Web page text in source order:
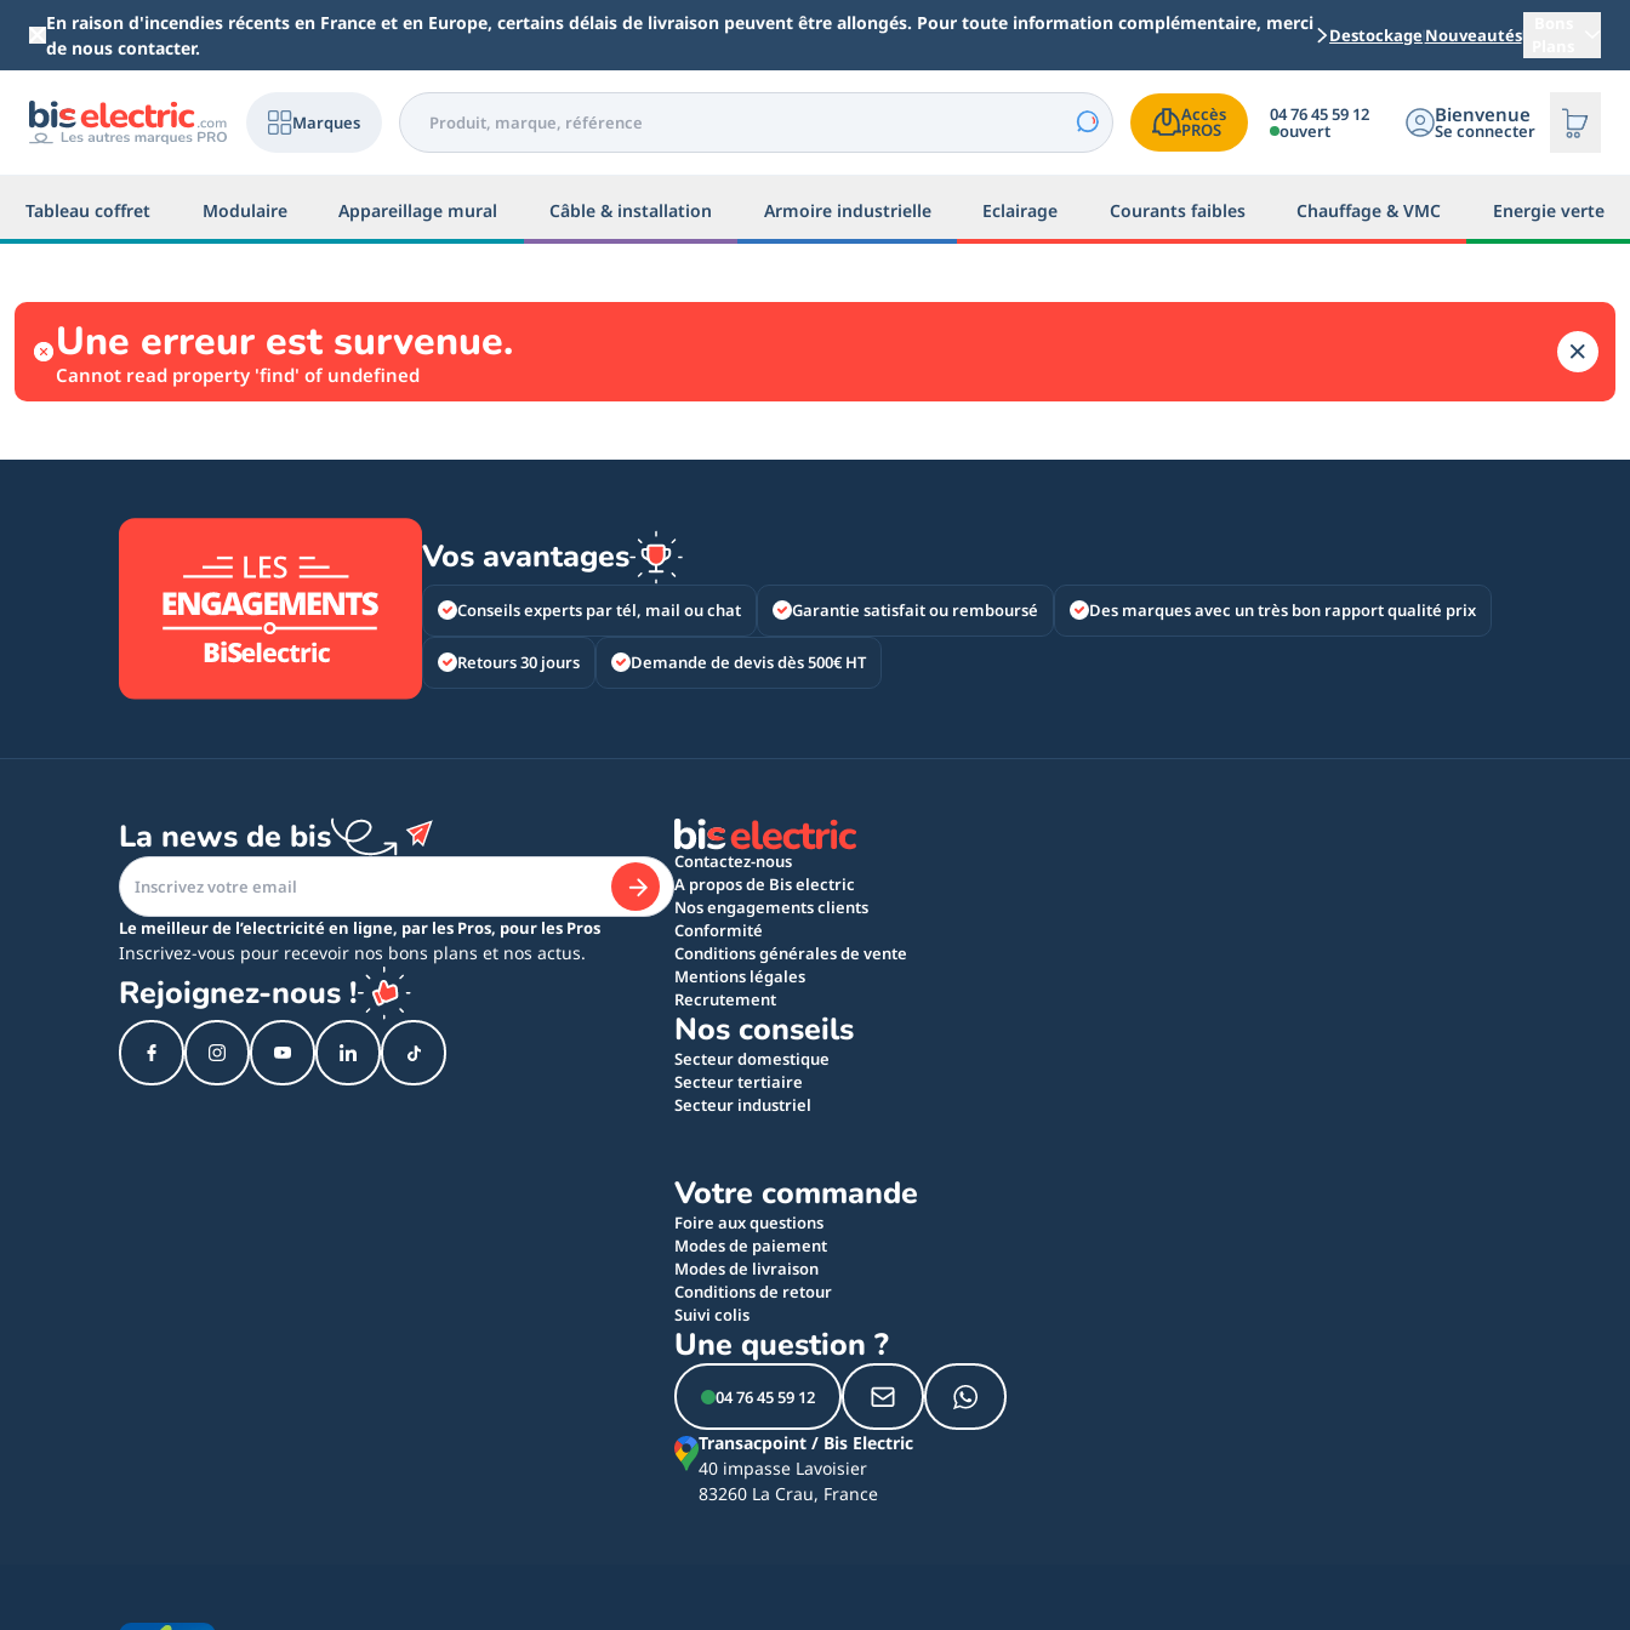
Aller au contenu principal
En raison d'incendies récents en France et en Europe, certains délais de livraison peuvent être allongés. Pour toute information complémentaire, merci
de nous contacter.
DestockageNouveautés
Marques Accès
PROS
04 76 45 59 12
ouvert
Bienvenue
Se connecter
Tableau coffret Modulaire Appareillage mural Câble & installation Armoire industrielle Eclairage Courants faibles Chauffage & VMC Energie verte
Une erreur est survenue.
Cannot read property 'find' of undefined
Vos avantages
Conseils experts par tél, mail ou chat Garantie satisfait ou remboursé Des marques avec un très bon rapport qualité prix
Retours 30 jours Demande de devis dès 500€ HT
La news de bis
Le meilleur de l’electricité en ligne, par les Pros, pour les Pros
Inscrivez-vous pour recevoir nos bons plans et nos actus.
Rejoignez-nous !
Contactez-nous
A propos de Bis electric
Nos engagements clients
Conformité
Conditions générales de vente
Mentions légales
Recrutement
Nos conseils
Secteur domestique
Secteur tertiaire
Secteur industriel
Votre commande
Foire aux questions
Modes de paiement
Modes de livraison
Conditions de retour
Suivi colis
Une question ?
04 76 45 59 12
Transacpoint / Bis Electric
40 impasse Lavoisier
83260 La Crau, France